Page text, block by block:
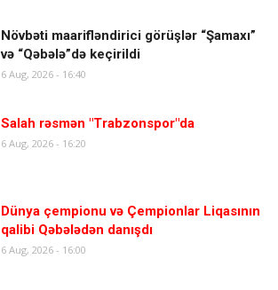
Növbəti maarifləndirici görüşlər “Şamaxı”
və “Qəbələ”də keçirildi
6 Aug, 2026 - 16:40
Salah rəsmən "Trabzonspor"da
6 Aug, 2026 - 16:20
Dünya çempionu və Çempionlar Liqasının
qalibi Qəbələdən danışdı
6 Aug, 2026 - 16:00